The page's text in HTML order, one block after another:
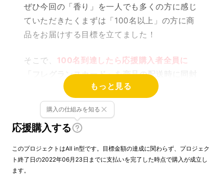
ぜひ今回の「香り」を一人でも多くの方に感じ
ていただきたくまずは「100名以上」の方に商
品をお届けする目標を立てました！
そこで、 100名到達したら応援購入者全員に
「フレグランスカード」を商品の配送時に同封
させていただきます！
ぜひ皆さま、応援をよろしくお願い致します！
＝仕様＝
るカード型のフレグランスアイテムです。
ビジネスシーンでもプライベートでも、フレグ
もっと見る
応援購入する
購入の仕組みを知る
このプロジェクトはAll in型です。目標金額の達成に関わらず、プロジェク
ト終了日の2022年06月23日までに支払いを完了した時点で購入が成立し
ます。